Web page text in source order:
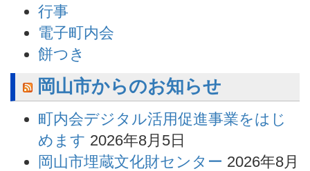
行事
電子町内会
餅つき
岡山市からのお知らせ
町内会デジタル活用促進事業をはじ
めます 2026年8月5日
岡山市埋蔵文化財センター 2026年8月